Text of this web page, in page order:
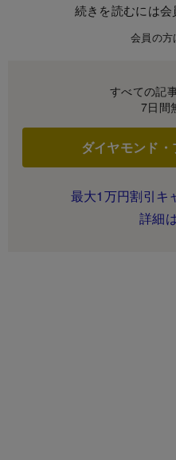
続きを読むには会
会員の方
すべての記
7日間
ダイヤモンド
最大1万円割引キ
詳細